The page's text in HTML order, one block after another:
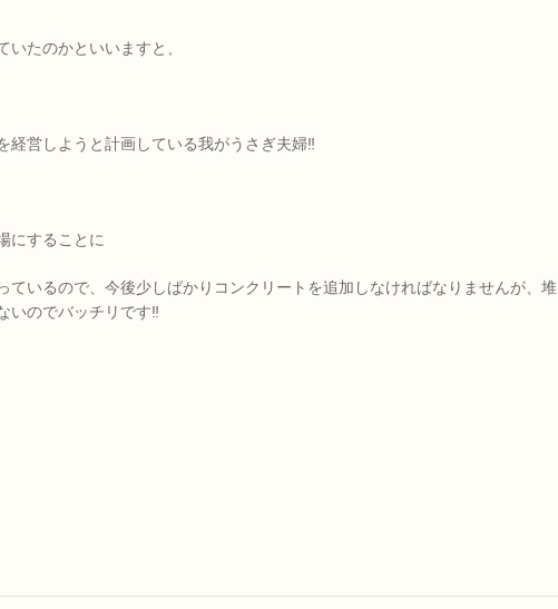
たのかといいますと、
経営しようと計画している我がうさぎ夫婦‼
にすることに
ているので、今後少しばかりコンクリートを追加しなければなりませんが、堆
いのでバッチリです‼